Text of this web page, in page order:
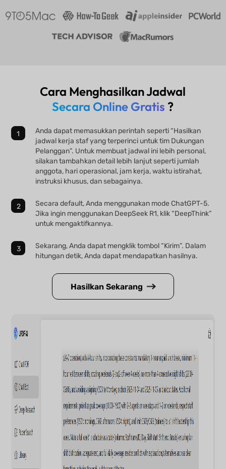
Cara Menghasilkan Jadwal
Secara Online Gratis ?
Anda dapat memasukkan perintah seperti “Hasilkan
jadwal kerja staf yang terperinci untuk tim Dukungan
Pelanggan”. Untuk membuat jadwal ini lebih personal,
silakan tambahkan detail lebih lanjut seperti jumlah
anggota, hari operasional, jam kerja, waktu istirahat,
instruksi khusus, dan sebagainya.
Secara default, Anda menggunakan mode ChatGPT-5.
Jika ingin menggunakan DeepSeek R1, klik “DeepThink”
untuk mengaktifkannya.
Sekarang, Anda dapat mengklik tombol “Kirim”. Dalam
hitungan detik, Anda dapat mendapatkan hasilnya.
Hasilkan Sekarang